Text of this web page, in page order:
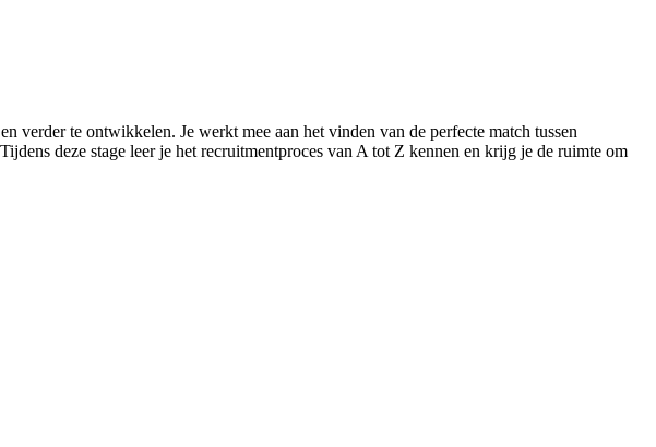
te ontwikkelen. Je werkt mee aan het vinden van de perfecte match tussen
deze stage leer je het recruitmentproces van A tot Z kennen en krijg je de ruimte om